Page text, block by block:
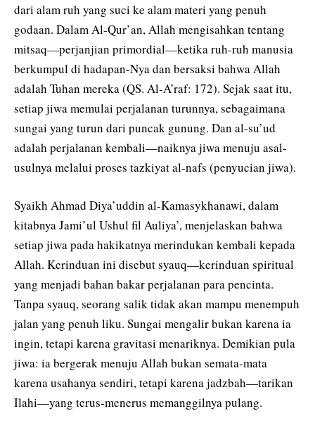
dari alam ruh yang suci ke alam materi yang penuh
godaan. Dalam Al-Qur’an, Allah mengisahkan tentang
mitsaq—perjanjian primordial—ketika ruh-ruh manusia
berkumpul di hadapan-Nya dan bersaksi bahwa Allah
adalah Tuhan mereka (QS. Al-A’raf: 172). Sejak saat itu,
setiap jiwa memulai perjalanan turunnya, sebagaimana
sungai yang turun dari puncak gunung. Dan al-su’ud
adalah perjalanan kembali—naiknya jiwa menuju asal-
usulnya melalui proses tazkiyat al-nafs (penyucian jiwa).
Syaikh Ahmad Diya’uddin al-Kamasykhanawi, dalam
kitabnya Jami’ul Ushul fil Auliya’, menjelaskan bahwa
setiap jiwa pada hakikatnya merindukan kembali kepada
Allah. Kerinduan ini disebut syauq—kerinduan spiritual
yang menjadi bahan bakar perjalanan para pencinta.
Tanpa syauq, seorang salik tidak akan mampu menempuh
jalan yang penuh liku. Sungai mengalir bukan karena ia
ingin, tetapi karena gravitasi menariknya. Demikian pula
jiwa: ia bergerak menuju Allah bukan semata-mata
karena usahanya sendiri, tetapi karena jadzbah—tarikan
Ilahi—yang terus-menerus memanggilnya pulang.